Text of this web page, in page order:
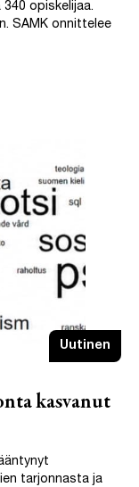
opiskelijaa.
SAMK onnittelee
Uutinen
kasvanut
tarjonnasta ja